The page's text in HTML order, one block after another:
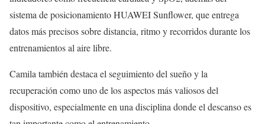
sistema de posicionamiento HUAWEI Sunflower, que entrega
datos más precisos sobre distancia, ritmo y recorridos durante los
entrenamientos al aire libre.
Camila también destaca el seguimiento del sueño y la
recuperación como uno de los aspectos más valiosos del
dispositivo, especialmente en una disciplina donde el descanso es